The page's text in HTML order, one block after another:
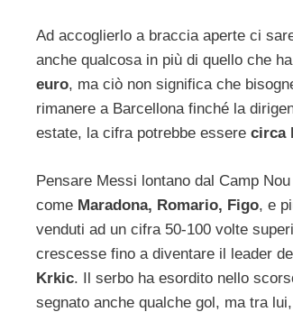
Ad accoglierlo a braccia aperte ci
anche qualcosa in più di quello che
euro, ma ciò non significa che
rimanere a Barcellona finché la
estate, la cifra potrebbe essere circa
Pensare Messi lontano dal Camp
come Maradona, Romario, Figo, e
venduti ad un cifra 50-100 volte
crescesse fino a diventare il leader
Krkic. Il serbo ha esordito nello
segnato anche qualche gol, ma tra lui,